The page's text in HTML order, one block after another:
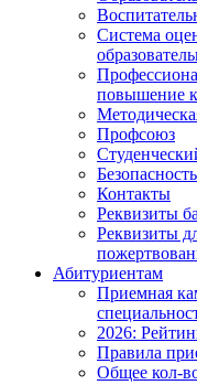
Система
повышение
Профсоюз
Безопасность
Контакты
Реквизиты
Реквизиты
Абитуриентам
Приемная
2026:
Правила
Общее кол-